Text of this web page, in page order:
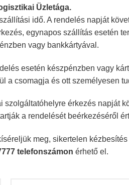
Üzletága.
idő. A rendelés napját
egynapos szállítás esetén
vagy bankkártyával.
esetén készpénzben vagy
a csomagja és ott személyesen
szolgáltatóhelyre érkezés napját
a rendelését beérkezéséről
meg, sikertelen
telefonszámon érhető el.